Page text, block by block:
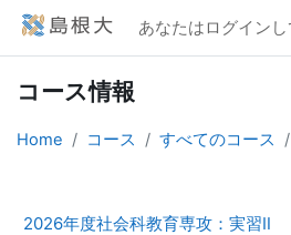
メインコンテンツへスキップする
あなたはログイン
コース情報
Home コース すべてのコース
2026年度社会科教育専攻：実習Ⅱ